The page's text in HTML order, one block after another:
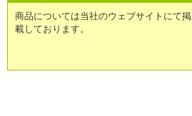
商品については当社のウェブサイトにて掲
載しております。